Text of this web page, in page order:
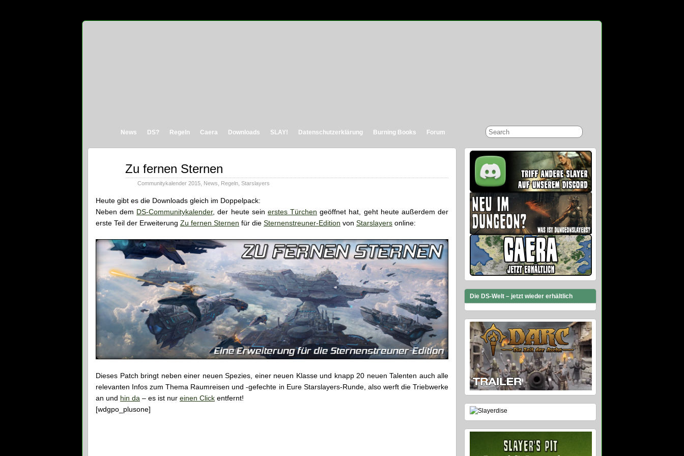
News DS? Regeln Caera Downloads SLAY! Datenschutzerklärung Burning Books Forum
Zu fernen Sternen
Communitykalender 2015 News Regeln Starslayers
Heute gibt es die Downloads gleich im Doppelpack:
Neben dem DS-Communitykalender, der heute sein erstes Türchen geöffnet hat, geht heute außerdem der
erste Teil der Erweiterung Zu fernen Sternen für die Sternenstreuner-Edition von Starslayers online:
Dieses Patch bringt neben einer neuen Spezies, einer neuen Klasse und knapp 20 neuen Talenten auch alle
relevanten Infos zum Thema Raumreisen und -gefechte in Eure Starslayers-Runde, also werft die Triebwerke
an und hin da – es ist nur einen Click entfernt!
[wdgpo_plusone]
Die DS-Welt – jetzt wieder erhältlich